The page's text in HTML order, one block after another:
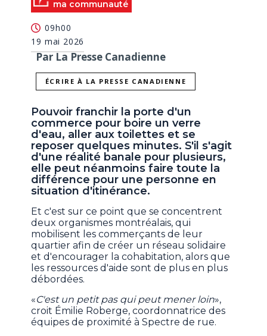
ma communauté
09h00
19 mai 2026
Par La Presse Canadienne
ÉCRIRE À LA PRESSE CANADIENNE
Pouvoir franchir la porte d'un
commerce pour boire un verre
d'eau, aller aux toilettes et se
reposer quelques minutes. S'il s'agit
d'une réalité banale pour plusieurs,
elle peut néanmoins faire toute la
différence pour une personne en
situation d'itinérance.
Et c'est sur ce point que se concentrent
deux organismes montréalais, qui
mobilisent les commerçants de leur
quartier afin de créer un réseau solidaire
et d'encourager la cohabitation, alors que
les ressources d'aide sont de plus en plus
débordées.
«C'est un petit pas qui peut mener loin»,
croit Émilie Roberge, coordonnatrice des
équipes de proximité à Spectre de rue.